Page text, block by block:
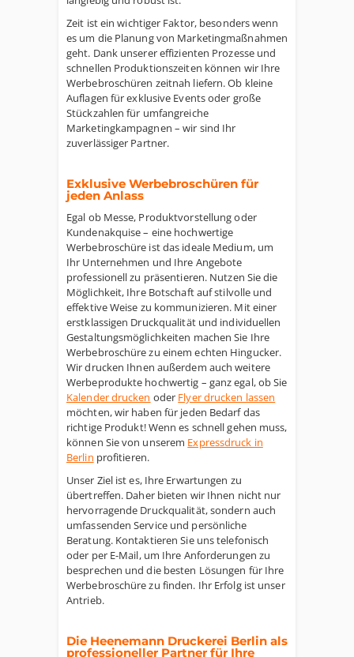
Zeit ist ein wichtiger Faktor, besonders wenn
es um die Planung von Marketingmaßnahmen
geht. Dank unserer effizienten Prozesse und
schnellen Produktionszeiten können wir Ihre
Werbebroschüren zeitnah liefern. Ob kleine
Auflagen für exklusive Events oder große
Stückzahlen für umfangreiche
Marketingkampagnen – wir sind Ihr
zuverlässiger Partner.
Exklusive Werbebroschüren für
jeden Anlass
Egal ob Messe, Produktvorstellung oder
Kundenakquise – eine hochwertige
Werbebroschüre ist das ideale Medium, um
Ihr Unternehmen und Ihre Angebote
professionell zu präsentieren. Nutzen Sie die
Möglichkeit, Ihre Botschaft auf stilvolle und
effektive Weise zu kommunizieren. Mit einer
erstklassigen Druckqualität und individuellen
Gestaltungsmöglichkeiten machen Sie Ihre
Werbebroschüre zu einem echten Hingucker.
Wir drucken Ihnen außerdem auch weitere
Werbeprodukte hochwertig – ganz egal, ob Sie
Kalender drucken oder Flyer drucken lassen
möchten, wir haben für jeden Bedarf das
richtige Produkt! Wenn es schnell gehen muss,
können Sie von unserem Expressdruck in
Berlin profitieren.
Unser Ziel ist es, Ihre Erwartungen zu
übertreffen. Daher bieten wir Ihnen nicht nur
hervorragende Druckqualität, sondern auch
umfassenden Service und persönliche
Beratung. Kontaktieren Sie uns telefonisch
oder per E-Mail, um Ihre Anforderungen zu
besprechen und die besten Lösungen für Ihre
Werbebroschüre zu finden. Ihr Erfolg ist unser
Antrieb.
Die Heenemann Druckerei Berlin als
professioneller Partner für Ihre